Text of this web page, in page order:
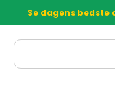
Se dagens bedste